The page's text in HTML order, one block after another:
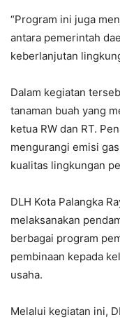
“Program ini juga
antara pemerintah
keberlanjutan
Dalam kegiatan
tanaman buah yang
ketua RW dan RT.
mengurangi emisi
kualitas lingkungan
DLH Kota Palangka
melaksanakan
berbagai program
pembinaan kepada
usaha.
Melalui kegiatan ini,